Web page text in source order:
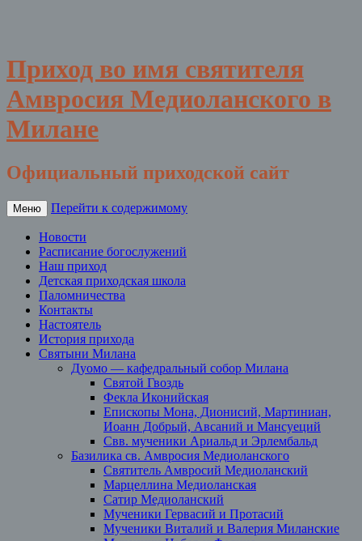
Приход во имя святителя
Амвросия Медиоланского в
Милане
Официальный приходской сайт
Меню Перейти к содержимому
Новости
Расписание богослужений
Наш приход
Детская приходская школа
Паломничества
Контакты
Настоятель
История прихода
Святыни Милана
Дуомо — кафедральный собор Милана
Святой Гвоздь
Фекла Иконийская
Епископы Мона, Дионисий, Мартиниан,
Иоанн Добрый, Авсаний и Мансуеций
Свв. мученики Ариальд и Эрлембальд
Базилика св. Амвросия Медиоланского
Святитель Амвросий Медиоланский
Марцеллина Медиоланская
Сатир Медиоланский
Мученики Гервасий и Протасий
Мученики Виталий и Валерия Миланские